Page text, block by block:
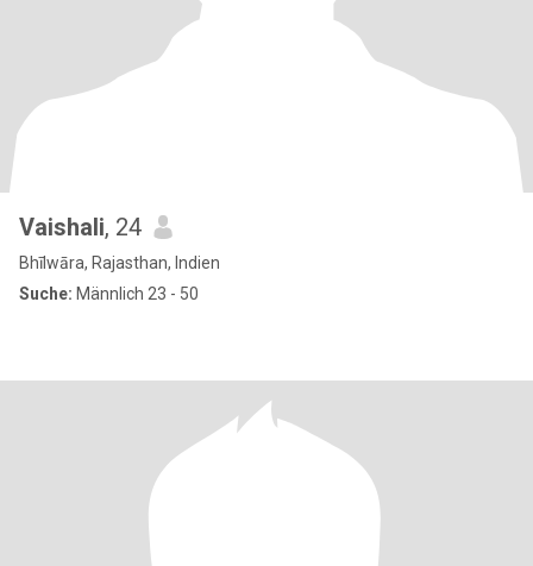
Vaishali, 24
Bhīlwāra, Rajasthan, Indien
Suche: Männlich 23 - 50